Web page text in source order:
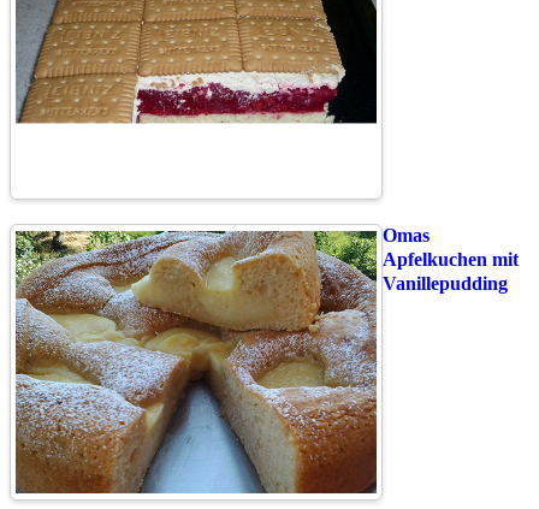
Omas
Apfelkuchen mit
Vanillepudding